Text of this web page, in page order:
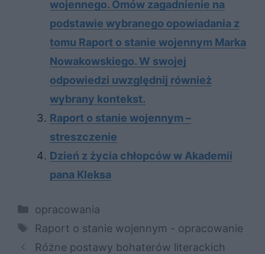
wojennego. Omów zagadnienie na
podstawie wybranego opowiadania z
tomu Raport o stanie wojennym Marka
Nowakowskiego. W swojej
odpowiedzi uwzględnij również
wybrany kontekst.
Raport o stanie wojennym –
streszczenie
Dzień z życia chłopców w Akademii
pana Kleksa
Kategorie
opracowania
Tagi
Raport o stanie wojennym - opracowanie
Różne postawy bohaterów literackich